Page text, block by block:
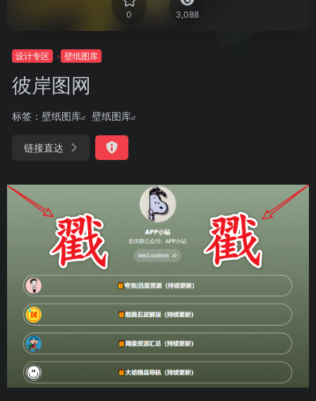
0 3,088
设计专区 壁纸图库
彼岸图网
标签： 壁纸图库 壁纸图库
链接直达